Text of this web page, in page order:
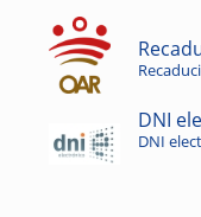
DNI
DNI